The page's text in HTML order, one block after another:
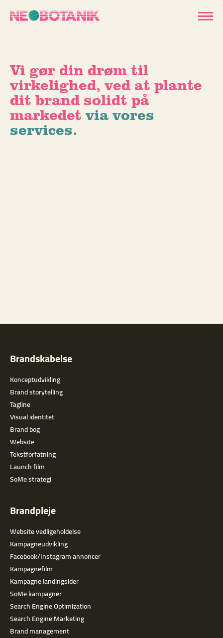
Vi gør din drøm til
virkelighed, ved at plante
dit brand solidt på
markedet via vores
services.
Brandskabelse
Konceptudvikling
Brand storytelling
Tagline
Visual identitet
Brand bog
Website
Tekstforfatning
Launch film
SoMe strategi
Brandpleje
Website vedligeholdelse
Kampagneudvikling
Facebook/Instagram annoncer
Kampagnefilm
Kampagne landingsider
SoMe kampagner
Search Engine Optimization
Search Engine Marketing
Brand management